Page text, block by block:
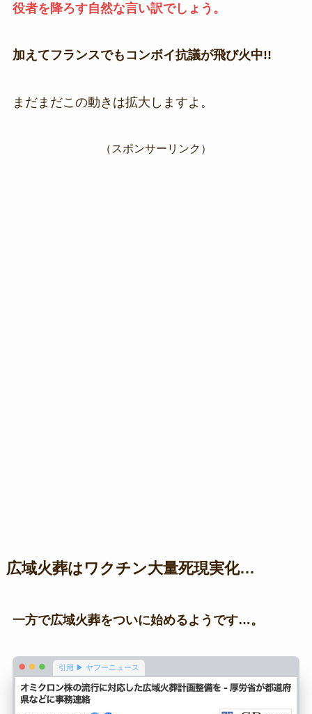
役者を降ろす自然な言い訳でしょう。
加えてフランスでもコンボイ抗議が飛び火中!!
まだまだこの動きは拡大しますよ。
（スポンサーリンク）
広域火葬はワクチン大量死現実化…
一方で広域火葬をついに始めるようです…。
引用 ▶ ヤフーニュース